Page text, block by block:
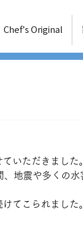
Chef’s Original
いただきました。
地震や多くの水
てこられました。